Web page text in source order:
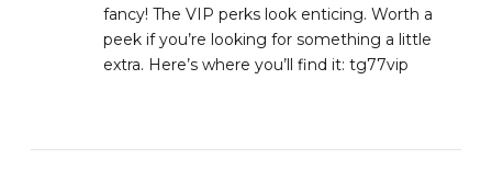
fancy! The VIP perks look enticing. Worth a
peek if you’re looking for something a little
extra. Here’s where you’ll find it: tg77vip